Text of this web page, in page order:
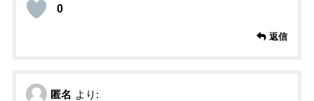
0
返信
匿名 より: